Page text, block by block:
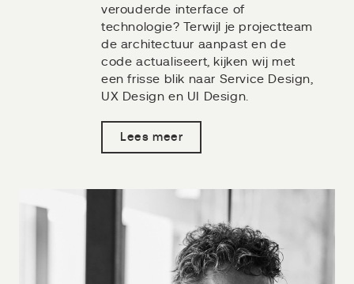
verouderde interface of
technologie? Terwijl je projectteam
de architectuur aanpast en de
code actualiseert, kijken wij met
een frisse blik naar Service Design,
UX Design en UI Design.
Lees meer